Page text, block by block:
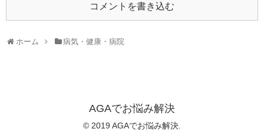
コメントを書き込む
ホーム 病気・健康・病院
AGAでお悩み解決
© 2019 AGAでお悩み解決.